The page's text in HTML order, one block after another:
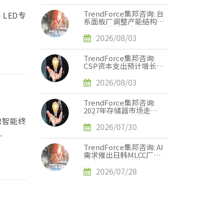
专
能终
TrendForce集邦咨询: 台
系面板厂调整产能结构，
2028年将重塑电视、显
示器、笔记本电脑三大面
板供需版图
2026/08/03
TrendForce集邦咨询:
CSP资本支出预计增长
90%，2026年AI服务器
出货量增幅上调至近31%
2026/08/03
TrendForce集邦咨询:
2027年存储器市场走势
分化，DRAM供给持续紧
缺、NAND Flash转趋宽
松
2026/07/30
TrendForce集邦咨询: AI
需求催出日韩MLCC厂单
月出货新高，消费级订单
外溢效应显现
2026/07/28